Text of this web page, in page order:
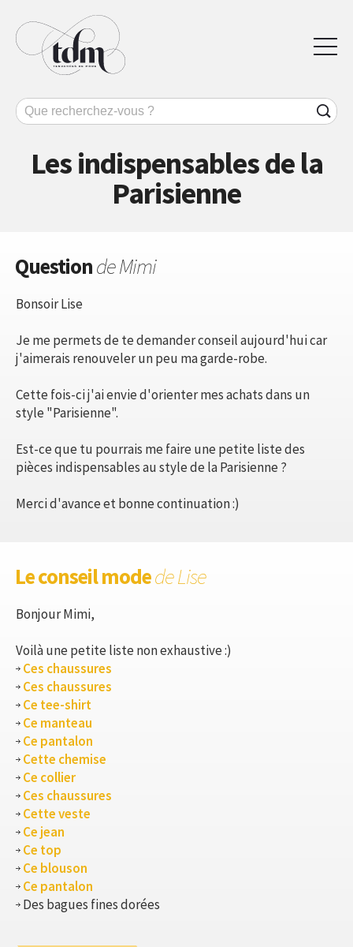
Les indispensables de la
Parisienne
Questionde Mimi
Bonsoir Lise
Je me permets de te demander conseil aujourd'hui car
j'aimerais renouveler un peu ma garde-robe.
Cette fois-ci j'ai envie d'orienter mes achats dans un
style "Parisienne".
Est-ce que tu pourrais me faire une petite liste des
pièces indispensables au style de la Parisienne ?
Merci d'avance et bonne continuation :)
Le conseil modede Lise
Bonjour Mimi,
Voilà une petite liste non exhaustive :)
Ces chaussures
Ces chaussures
Ce tee-shirt
Ce manteau
Ce pantalon
Cette chemise
Ce collier
Ces chaussures
Cette veste
Ce jean
Ce top
Ce blouson
Ce pantalon
Des bagues fines dorées